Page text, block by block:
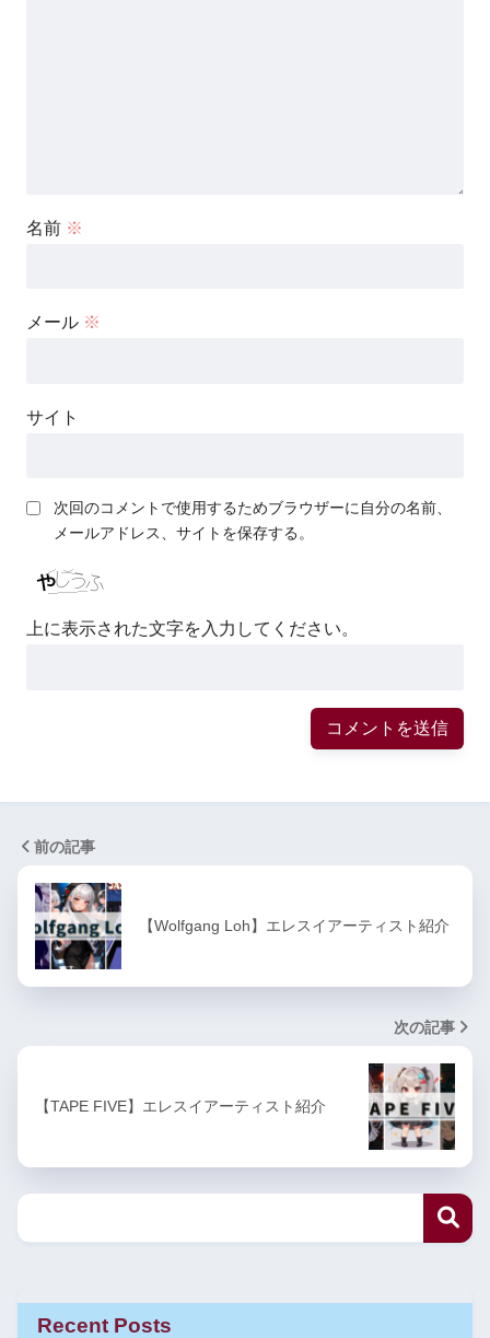
名前 ※
メール ※
サイト
次回のコメントで使用するためブラウザーに自分の名前、
メールアドレス、サイトを保存する。
上に表示された文字を入力してください。
前の記事
【Wolfgang Loh】エレスイアーティスト紹介
次の記事
【TAPE FIVE】エレスイアーティスト紹介
Recent Posts